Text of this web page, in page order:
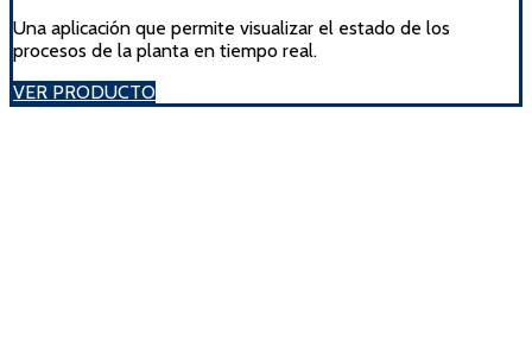
Una aplicación que permite visualizar el estado de los
procesos de la planta en tiempo real.
VER PRODUCTO